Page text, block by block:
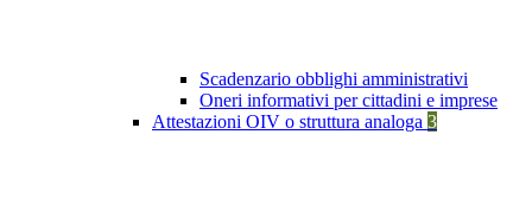
Scadenzario obblighi amministrativi
Oneri informativi per cittadini e imprese
Attestazioni OIV o struttura analoga 3